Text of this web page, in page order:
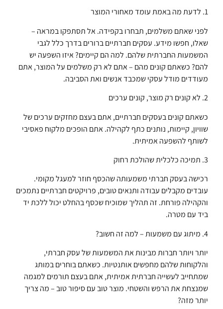
1. לדעת מה באמת עומד מאחורי המוצר
לפני שאתם משלמים, תבחרו בקפידה. אל תסתפקו במראה –
שאלו, חפשו מידע. עסקים חברתיים ברורים בדרך כלל לגבי
המשמעות החברתית שלהם. למה הם קיימים? איזו השפעה יש
להם? כשאתם קונים מהם – אתם לא רק משלמים על המוצר, אתם
מעודדים מודל עסקי שמכבד אנשים ואת הסביבה.
2. לא קונים רק מוצר, קונים ערכים
כשאתם קונים בעסקים חברתיים, אתם בעצם מחזקים ערכים של
שוויון, קיימות, נותנים כתף לקהילה. אתם הופכים מלקוח פאסיבי
לשותף להשפעה אמיתית.
3. תמיכה כלכלית שהולכת רחוק
רכישה בעסק חברתי משמעותה שהכסף חוזר למעגל מקומי.
עובדים מקבלים עבודה ותנאים טובים, פרויקטים חברתיים נתמכים
והקהילה פורחת. זה תהליך שמוכיח שכסף בהחלט יכול ללכת יד
ביד עם מטרה.
4. מיתוג עם משמעות – למה זה חשוב?
יותר ויותר חברות מבינות את המשמעות של עסק חברתי,
והלקוחות שלהם מחפשים אותנטיות. כשאתם בוחרים במותג
שמתחייב לעשייה חברתית אמיתית, אתם בעצם תורמים למגמה
שמנצחת את הרפש והשטחי. מוצר טוב עם סיפור טוב – מה צריך
יותר מזה?